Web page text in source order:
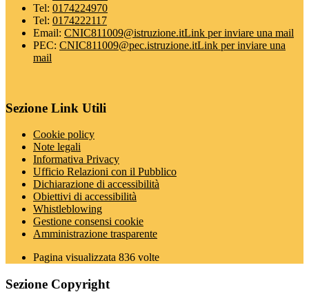
Tel: 0174224970
Tel: 0174222117
Email: CNIC811009@istruzione.itLink per inviare una mail
PEC: CNIC811009@pec.istruzione.itLink per inviare una
mail
Sezione Link Utili
Cookie policy
Note legali
Informativa Privacy
Ufficio Relazioni con il Pubblico
Dichiarazione di accessibilità
Obiettivi di accessibilità
Whistleblowing
Gestione consensi cookie
Amministrazione trasparente
Pagina visualizzata 836 volte
Sezione Copyright